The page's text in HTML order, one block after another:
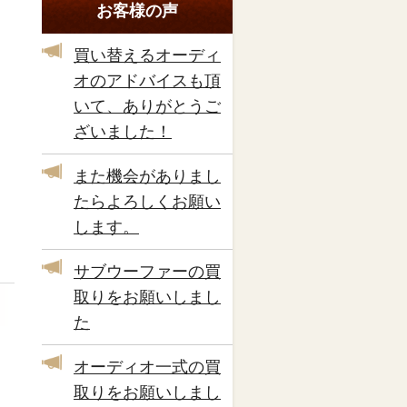
お客様の声
買い替えるオーディ
オのアドバイスも頂
いて、ありがとうご
ざいました！
また機会がありまし
たらよろしくお願い
します。
サブウーファーの買
取りをお願いしまし
た
オーディオ一式の買
取りをお願いしまし